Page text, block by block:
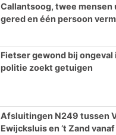
Callantsoog, twee mensen
gered en één persoon
Fietser gewond bij ongeval
politie zoekt getuigen
Afsluitingen N249 tussen
Ewijcksluis en ’t Zand